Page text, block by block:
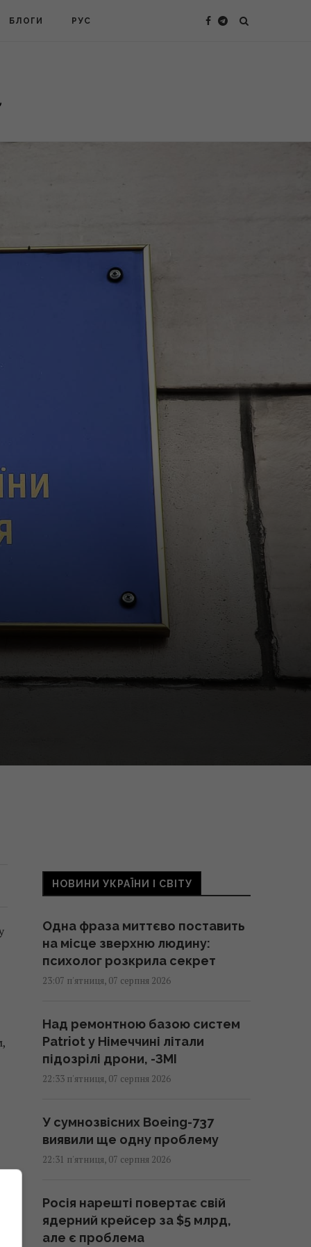
БЛОГИ РУС
НОВИНИ УКРАЇНИ І СВІТУ
Одна фраза миттєво поставить
на місце зверхню людину:
психолог розкрила секрет
23:07 п'ятниця, 07 серпня 2026
Над ремонтною базою систем
Patriot у Німеччині літали
підозрілі дрони, -ЗМІ
22:33 п'ятниця, 07 серпня 2026
У сумнозвісних Boeing-737
виявили ще одну проблему
22:31 п'ятниця, 07 серпня 2026
Росія нарешті повертає свій
ядерний крейсер за $5 млрд,
але є проблема